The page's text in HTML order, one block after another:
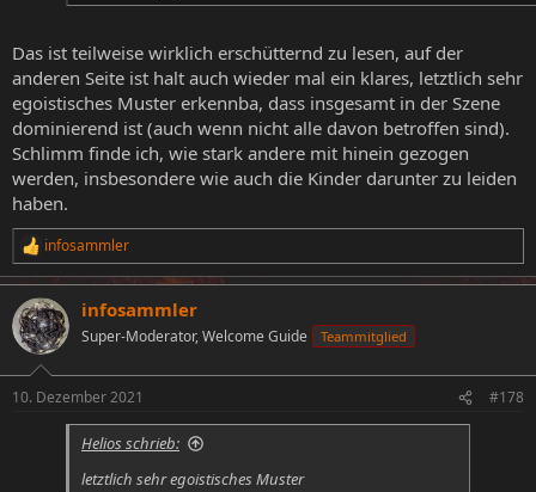
Das ist teilweise wirklich erschütternd zu lesen, auf der
anderen Seite ist halt auch wieder mal ein klares, letztlich sehr
egoistisches Muster erkennba, dass insgesamt in der Szene
dominierend ist (auch wenn nicht alle davon betroffen sind).
Schlimm finde ich, wie stark andere mit hinein gezogen
werden, insbesondere wie auch die Kinder darunter zu leiden
haben.
R
e
a
k
t
i
n
e
infosammler
infosammler
Super-Moderator, Welcome Guide Teammitglied
10. Dezember 2021 #178
Helios schrieb:
letztlich sehr egoistisches Muster